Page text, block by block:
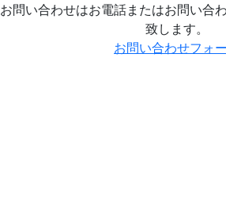
お問い合わせはお電話またはお問い合
致します。
お問い合わせフォ